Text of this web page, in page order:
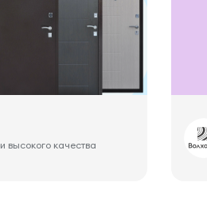
высокого качества